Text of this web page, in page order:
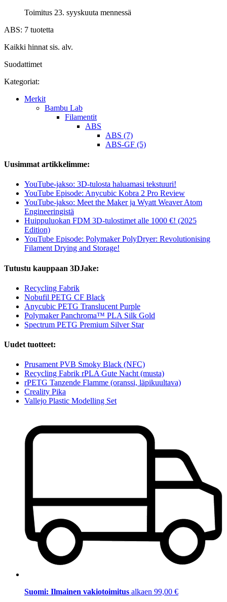
Toimitus 23. syyskuuta mennessä
ABS: 7 tuotetta
Kaikki hinnat sis. alv.
Suodattimet
Kategoriat:
Merkit
Bambu Lab
Filamentit
ABS
ABS (7)
ABS-GF (5)
Uusimmat artikkelimme:
YouTube-jakso: 3D-tulosta haluamasi tekstuuri!
YouTube Episode: Anycubic Kobra 2 Pro Review
YouTube-jakso: Meet the Maker ja Wyatt Weaver Atom
Engineeringistä
Huippuluokan FDM 3D-tulostimet alle 1000 €! (2025
Edition)
YouTube Episode: Polymaker PolyDryer: Revolutionising
Filament Drying and Storage!
Tutustu kauppaan 3DJake:
Recycling Fabrik
Nobufil PETG CF Black
Anycubic PETG Translucent Purple
Polymaker Panchroma™ PLA Silk Gold
Spectrum PETG Premium Silver Star
Uudet tuotteet:
Prusament PVB Smoky Black (NFC)
Recycling Fabrik rPLA Gute Nacht (musta)
rPETG Tanzende Flamme (oranssi, läpikuultava)
Creality Pika
Vallejo Plastic Modelling Set
Suomi: Ilmainen vakiotoimitus alkaen 99,00 €